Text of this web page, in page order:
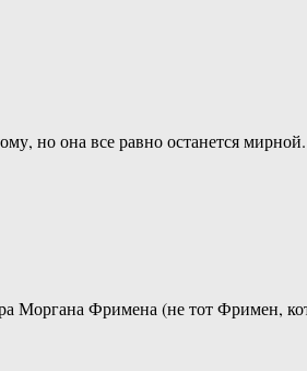
но она все равно останется
Моргана Фримена (не тот Фримен,